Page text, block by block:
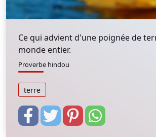
Ce qui advient d'une poignée de
monde entier.
Proverbe hindou
terre